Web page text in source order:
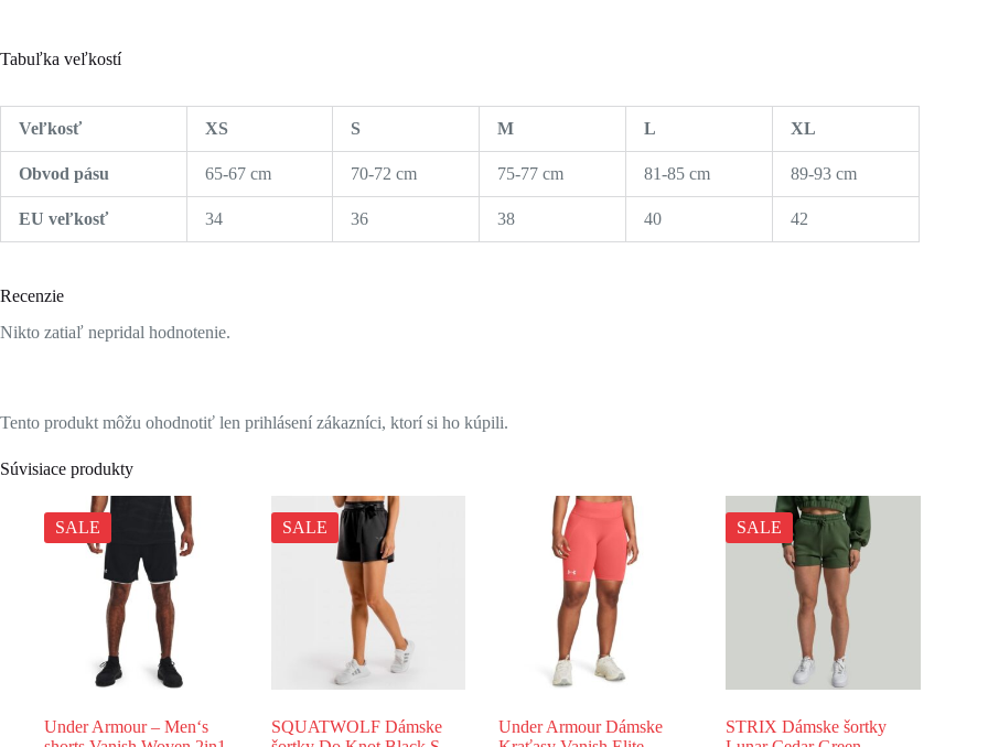
Tabuľka veľkostí
Veľkosť XS S M L XL
Obvod pásu 65-67 cm 70-72 cm 75-77 cm 81-85 cm 89-93 cm
EU veľkosť 34 36 38 40 42
Recenzie
Nikto zatiaľ nepridal hodnotenie.
Tento produkt môžu ohodnotiť len prihlásení zákazníci, ktorí si ho kúpili.
Súvisiace produkty
SALE
Under Armour – Men‘s
SALE
SQUATWOLF Dámske
Under Armour Dámske
SALE
STRIX Dámske šortky